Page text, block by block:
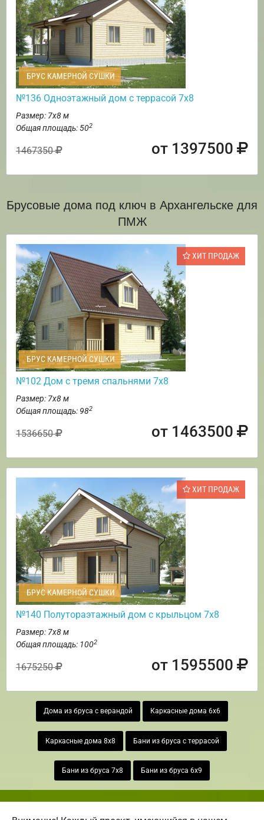
БРУС КАМЕРНОЙ СУШКИ
№136 Одноэтажный дом с террасой 7х8
Размер: 7х8 м
Общая площадь: 502
1467350 от 1397500
Брусовые дома под ключ в Архангельске для
ПМЖ
ХИТ ПРОДАЖ
БРУС КАМЕРНОЙ СУШКИ
№102 Дом с тремя спальнями 7х8
Размер: 7х8 м
Общая площадь: 982
1536650 от 1463500
ХИТ ПРОДАЖ
БРУС КАМЕРНОЙ СУШКИ
№140 Полутораэтажный дом с крыльцом 7х8
Размер: 7х8 м
Общая площадь: 1002
1675250 от 1595500
Дома из бруса с верандой Каркасные дома 6х6
Каркасные дома 8х8 Бани из бруса с террасой
Бани из бруса 7х8 Бани из бруса 6х9